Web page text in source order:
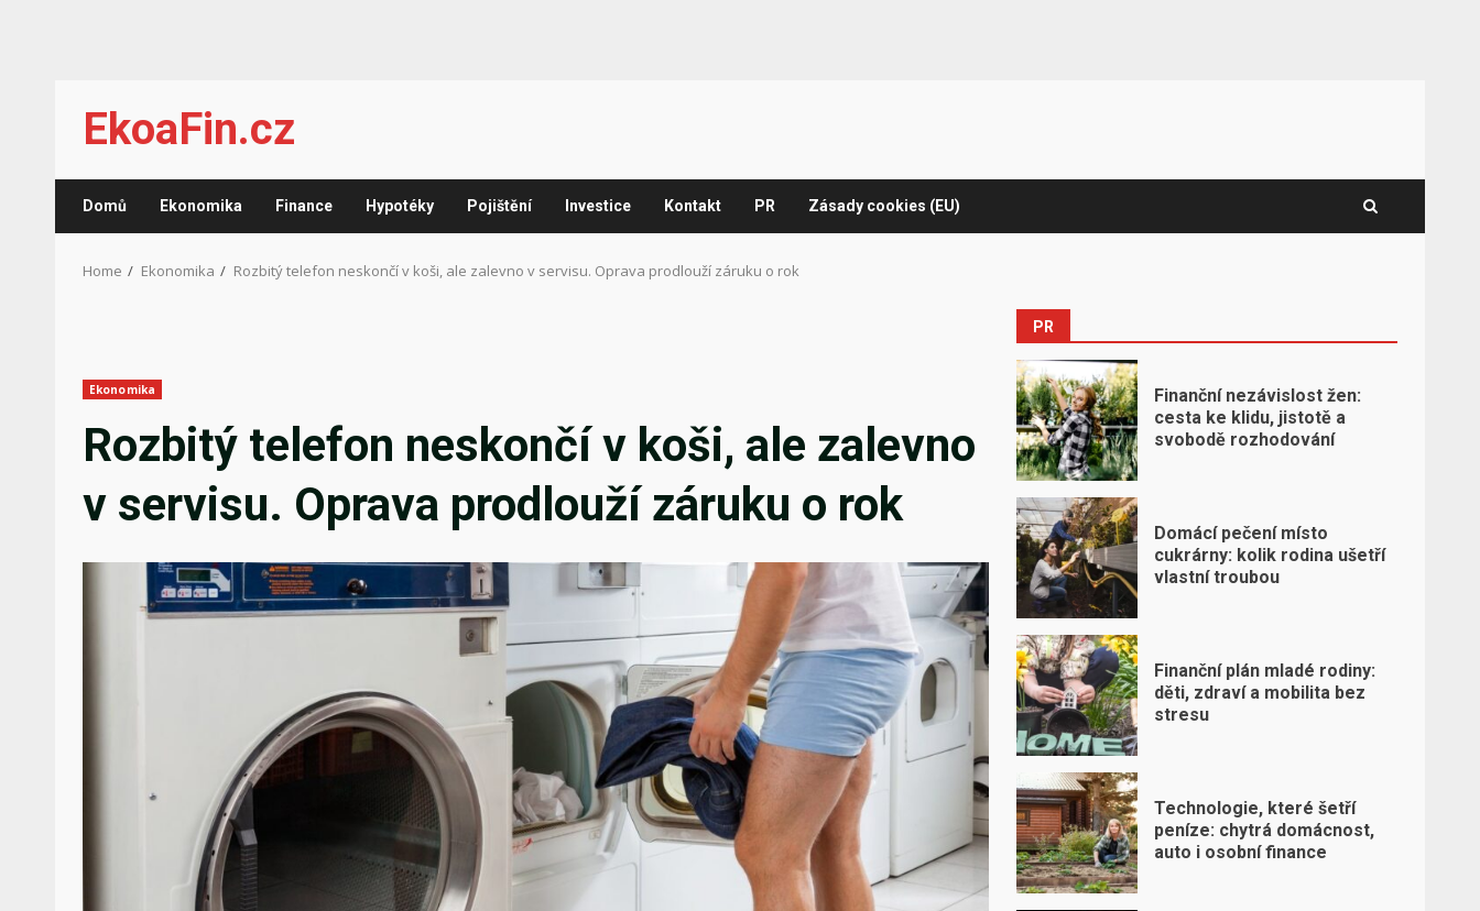
content
EkoaFin.cz
Domů Ekonomika Finance Hypotéky Pojištění Investice Kontakt PR Zásady cookies (EU)
Home Ekonomika Rozbitý telefon neskončí v koši, ale zalevno v servisu. Oprava prodlouží záruku o rok
Ekonomika
Rozbitý telefon neskončí v koši, ale zalevno
v servisu. Oprava prodlouží záruku o rok
PR
Finanční nezávislost žen:
cesta ke klidu, jistotě a
svobodě rozhodování
Domácí pečení místo
cukrárny: kolik rodina ušetří
vlastní troubou
Finanční plán mladé rodiny:
děti, zdraví a mobilita bez
stresu
Technologie, které šetří
peníze: chytrá domácnost,
auto i osobní finance